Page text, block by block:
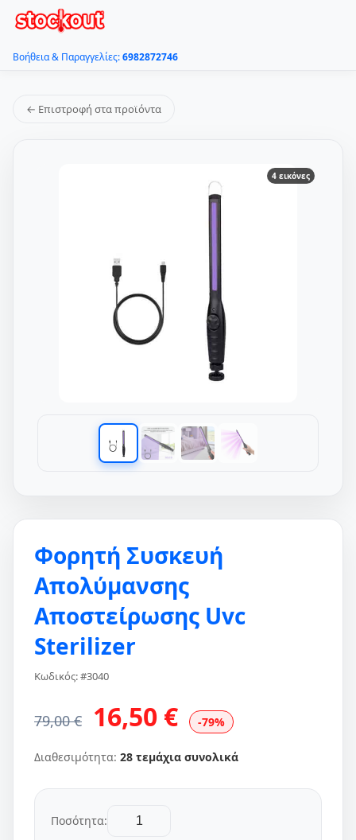
Βοήθεια & Παραγγελίες:6982872746
← Επιστροφή στα προϊόντα
4 εικόνες
Φορητή Συσκευή
Απολύμανσης
Αποστείρωσης Uvc
Sterilizer
Κωδικός: #3040
79,00 € 16,50 € -79%
Διαθεσιμότητα: 28 τεμάχια συνολικά
Ποσότητα: